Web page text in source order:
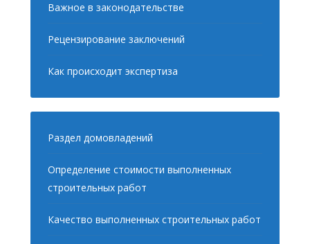
Важное в законодательстве
Рецензирование заключений
Как происходит экспертиза
Раздел домовладений
Определение стоимости выполненных
строительных работ
Качество выполненных строительных работ